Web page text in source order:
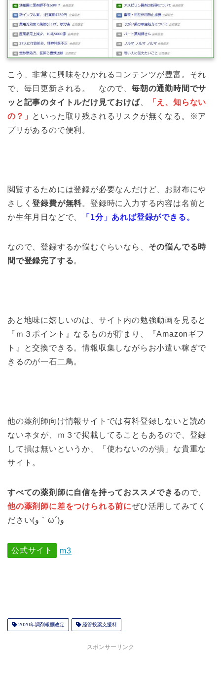
こう、非常に興味をひかれるコンテンツが豊富。それ
で、毎日更新される。 なので、 毎朝の通勤時間でサ
ッと記事のタイトルだけ見ておけば、
「え、知らない
の？」 といった取り残されるリスクが無くなる。※ア
プリがあるので便利。
閲覧するためには登録が必要なんだけど、お財布にや
さしく登録費が無料。登録時に入力する内容は名前と
か生年月日などで、
「1分」あれば登録ができる。
なので、登録するか悩むぐらいなら、 その悩んでる時
間で登録完了する。
あと地味に嬉しいのは、サイト内の勉強動画を見ると
『ｍ３ポイント』なるものが貯まり、『Amazonギフ
ト』と交換できる。情報収集しながらお小遣い稼ぎで
きるのが一石二鳥。
他の薬剤師向け情報サイトでは有料登録しないと読め
ないネタが、ｍ３で掲載してることもあるので、登録
して損は無いというか、「使わないのが損」な貴重な
サイト。
すべての薬剤師に自信を持っておススメできるので、
他の薬剤師に差をつけられる前にぜひ活用してみてく
ださい(و｀ω´)و
公式サイト m3
2020年調剤報酬改定 経管投薬支援料
スポンサーリンク